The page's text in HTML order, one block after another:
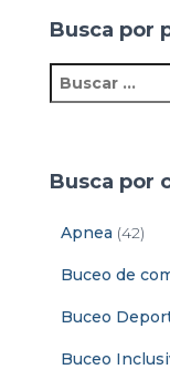
Busca por
B
u
a
Busca por
Apnea (42)
Buceo de
Buceo
Buceo